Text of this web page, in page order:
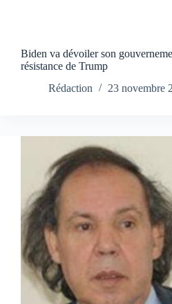
Biden va dévoiler son
résistance de Trump
Rédaction
23 novembre